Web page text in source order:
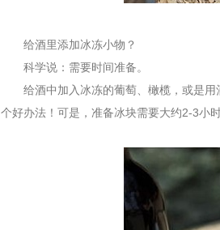
给酒里添加冰冻小物？
科学说：需要时间准备。
给酒中加入冰冻的葡萄、橄榄，或是用
个好办法！可是，准备冰块需要大约2-3小